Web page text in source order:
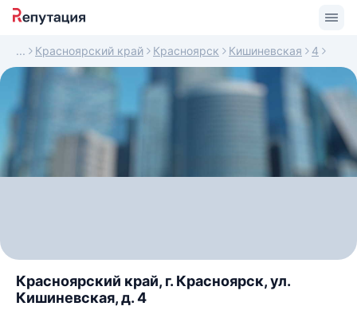
Красноярский край Красноярск Кишиневская 4
Красноярский край, г. Красноярск, ул.
Кишиневская, д. 4